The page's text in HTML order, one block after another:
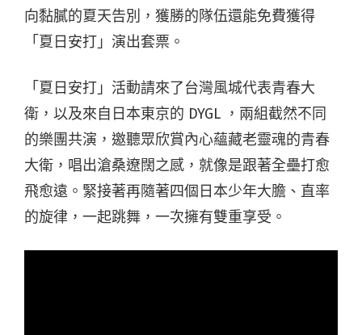
向黏膩的夏天告別，獲勝的隊伍還能免費獲得
「夏日安打」演出套票。
「夏日安打」活動請來了台灣風城代表青春大
衛，以及來自日本東京的 DYGL ，兩組截然不同
的樂團共演，邀聽眾欣賞內心蘊藏老靈魂的青春
大衛，唱出滄桑遼闊之感，就像是跟著全壘打愈
飛愈遠。緊接著再隨著四個日本少年大膽、直率
的旋律，一起跳舞，一次擁有雙重享受。